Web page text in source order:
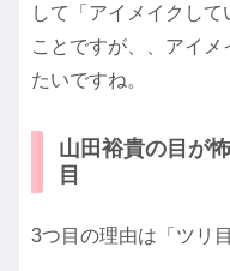
して「アイメイクし
ことですが、、アイ
たいですね。
山田裕貴の目が
目
3つ目の理由は「ツリ